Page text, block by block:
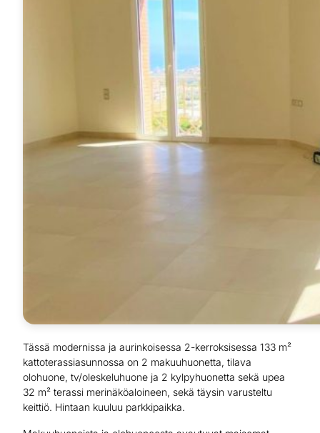
Tässä modernissa ja aurinkoisessa 2-kerroksisessa 133 m²
kattoterassiasunnossa on 2 makuuhuonetta, tilava
olohuone, tv/oleskeluhuone ja 2 kylpyhuonetta sekä upea
32 m² terassi merinäköaloineen, sekä täysin varusteltu
keittiö. Hintaan kuuluu parkkipaikka.